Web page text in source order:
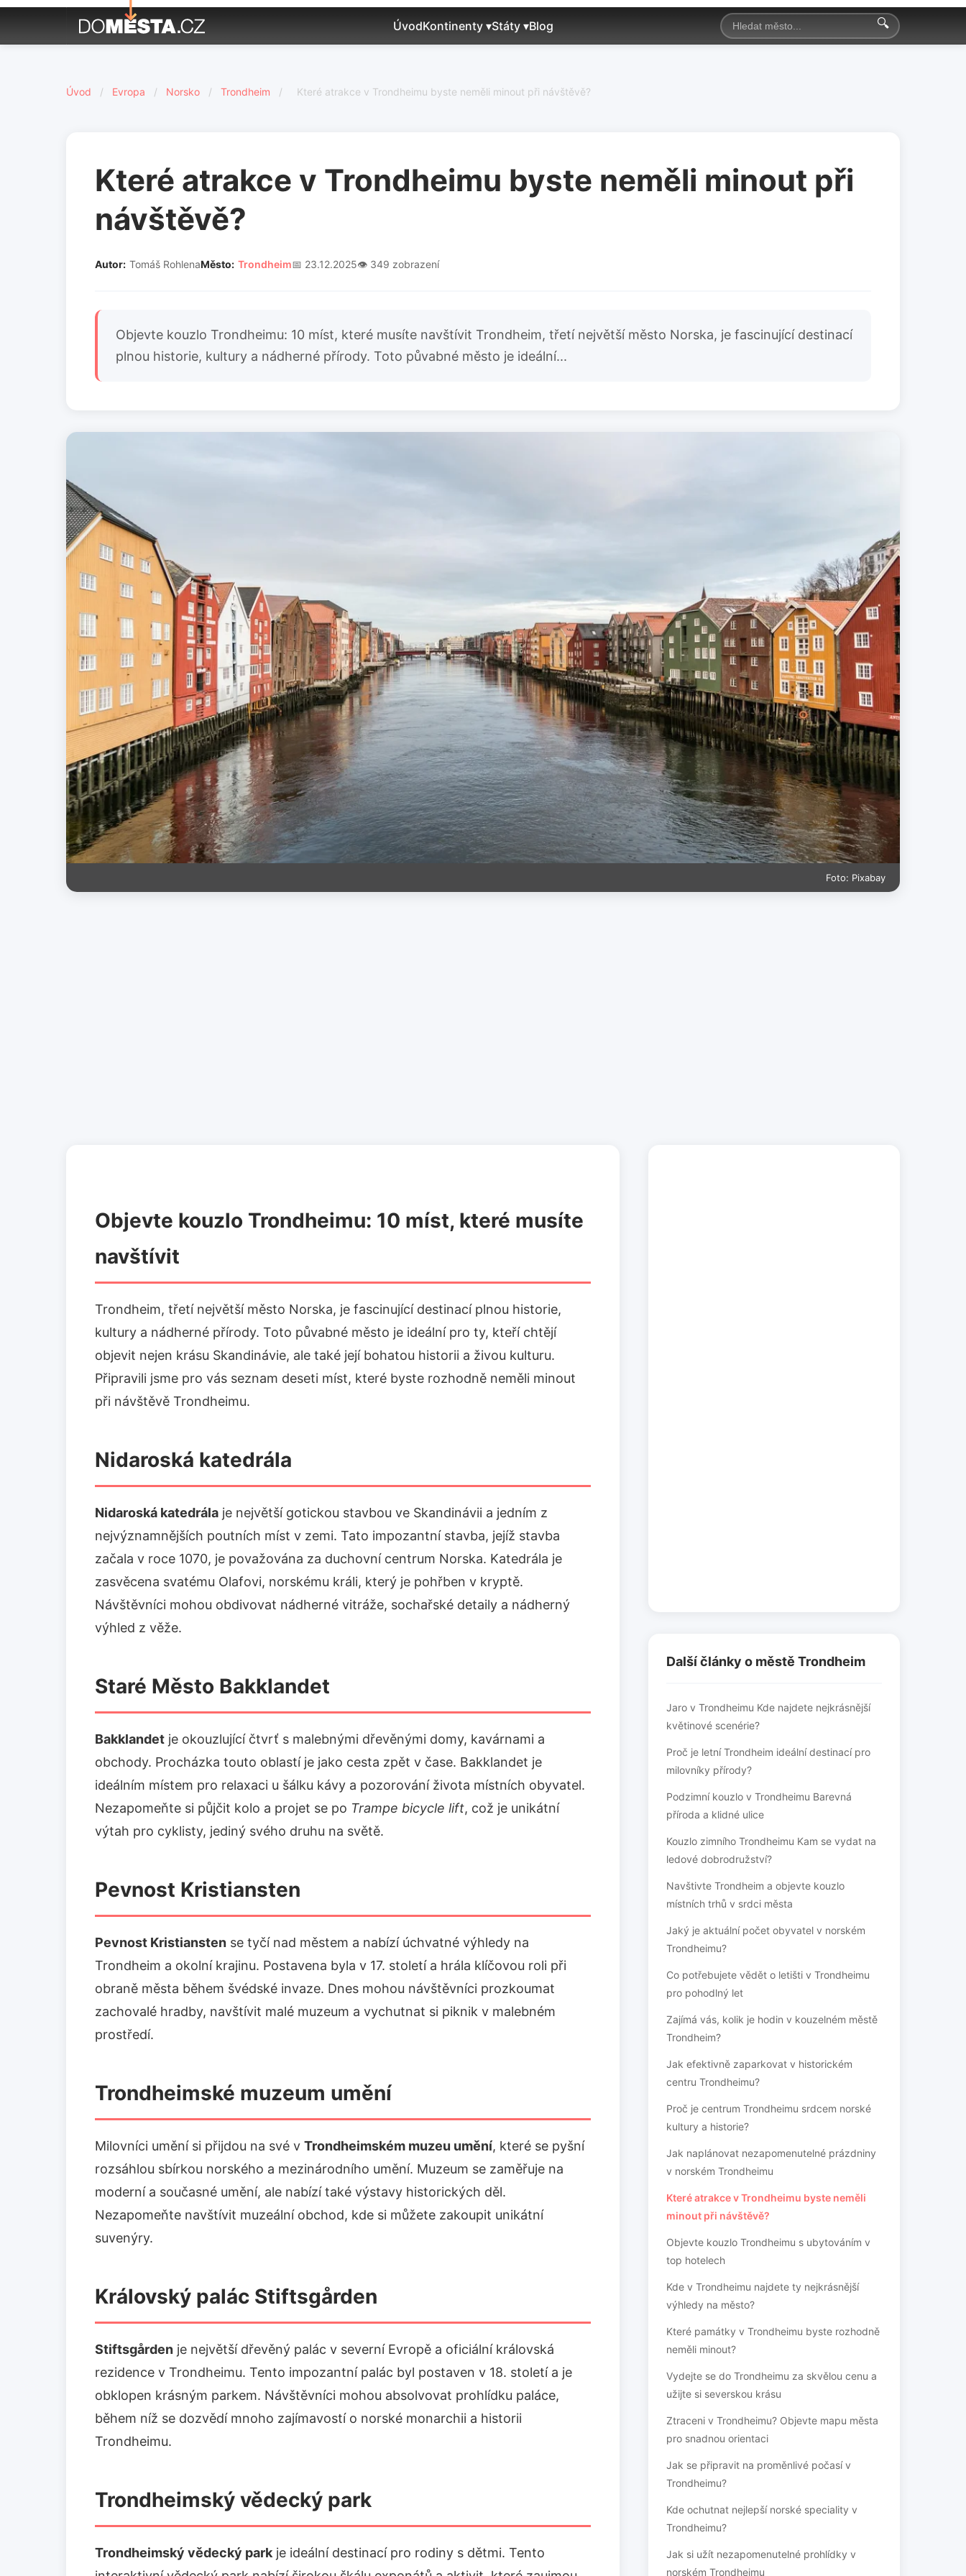
ÚvodKontinenty ▾Státy ▾Blog 🔍
Úvod / Evropa / Norsko / Trondheim / Které atrakce v Trondheimu byste neměli minout při návštěvě?
Které atrakce v Trondheimu byste neměli minout při
návštěvě?
Autor: Tomáš RohlenaMěsto: Trondheim📅 23.12.2025👁️ 349 zobrazení
Objevte kouzlo Trondheimu: 10 míst, které musíte navštívit Trondheim, třetí největší město Norska, je fascinující destinací
plnou historie, kultury a nádherné přírody. Toto půvabné město je ideální...
Foto: Pixabay
Objevte kouzlo Trondheimu: 10 míst, které musíte
navštívit
Trondheim, třetí největší město Norska, je fascinující destinací plnou historie,
kultury a nádherné přírody. Toto půvabné město je ideální pro ty, kteří chtějí
objevit nejen krásu Skandinávie, ale také její bohatou historii a živou kulturu.
Připravili jsme pro vás seznam deseti míst, které byste rozhodně neměli minout
při návštěvě Trondheimu.
Nidaroská katedrála
Nidaroská katedrála je největší gotickou stavbou ve Skandinávii a jedním z
nejvýznamnějších poutních míst v zemi. Tato impozantní stavba, jejíž stavba
začala v roce 1070, je považována za duchovní centrum Norska. Katedrála je
zasvěcena svatému Olafovi, norskému králi, který je pohřben v kryptě.
Návštěvníci mohou obdivovat nádherné vitráže, sochařské detaily a nádherný
výhled z věže.
Staré Město Bakklandet
Bakklandet je okouzlující čtvrť s malebnými dřevěnými domy, kavárnami a
obchody. Procházka touto oblastí je jako cesta zpět v čase. Bakklandet je
ideálním místem pro relaxaci u šálku kávy a pozorování života místních obyvatel.
Nezapomeňte si půjčit kolo a projet se po Trampe bicycle lift, což je unikátní
výtah pro cyklisty, jediný svého druhu na světě.
Pevnost Kristiansten
Pevnost Kristiansten se tyčí nad městem a nabízí úchvatné výhledy na
Trondheim a okolní krajinu. Postavena byla v 17. století a hrála klíčovou roli při
obraně města během švédské invaze. Dnes mohou návštěvníci prozkoumat
zachovalé hradby, navštívit malé muzeum a vychutnat si piknik v malebném
prostředí.
Trondheimské muzeum umění
Milovníci umění si přijdou na své v Trondheimském muzeu umění, které se pyšní
rozsáhlou sbírkou norského a mezinárodního umění. Muzeum se zaměřuje na
moderní a současné umění, ale nabízí také výstavy historických děl.
Nezapomeňte navštívit muzeální obchod, kde si můžete zakoupit unikátní
suvenýry.
Královský palác Stiftsgården
Stiftsgården je největší dřevěný palác v severní Evropě a oficiální královská
rezidence v Trondheimu. Tento impozantní palác byl postaven v 18. století a je
obklopen krásným parkem. Návštěvníci mohou absolvovat prohlídku paláce,
během níž se dozvědí mnoho zajímavostí o norské monarchii a historii
Trondheimu.
Trondheimský vědecký park
Trondheimský vědecký park je ideální destinací pro rodiny s dětmi. Tento
Další články o městě Trondheim
Jaro v Trondheimu Kde najdete nejkrásnější
květinové scenérie?
Proč je letní Trondheim ideální destinací pro
milovníky přírody?
Podzimní kouzlo v Trondheimu Barevná
příroda a klidné ulice
Kouzlo zimního Trondheimu Kam se vydat na
ledové dobrodružství?
Navštivte Trondheim a objevte kouzlo
místních trhů v srdci města
Jaký je aktuální počet obyvatel v norském
Trondheimu?
Co potřebujete vědět o letišti v Trondheimu
pro pohodlný let
Zajímá vás, kolik je hodin v kouzelném městě
Trondheim?
Jak efektivně zaparkovat v historickém
centru Trondheimu?
Proč je centrum Trondheimu srdcem norské
kultury a historie?
Jak naplánovat nezapomenutelné prázdniny
v norském Trondheimu
Které atrakce v Trondheimu byste neměli
minout při návštěvě?
Objevte kouzlo Trondheimu s ubytováním v
top hotelech
Kde v Trondheimu najdete ty nejkrásnější
výhledy na město?
Které památky v Trondheimu byste rozhodně
neměli minout?
Vydejte se do Trondheimu za skvělou cenu a
užijte si severskou krásu
Ztraceni v Trondheimu? Objevte mapu města
pro snadnou orientaci
Jak se připravit na proměnlivé počasí v
Trondheimu?
Kde ochutnat nejlepší norské speciality v
Trondheimu?
Jak si užít nezapomenutelné prohlídky v
norském Trondheimu